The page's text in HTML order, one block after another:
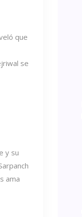
que
se
y su
ama